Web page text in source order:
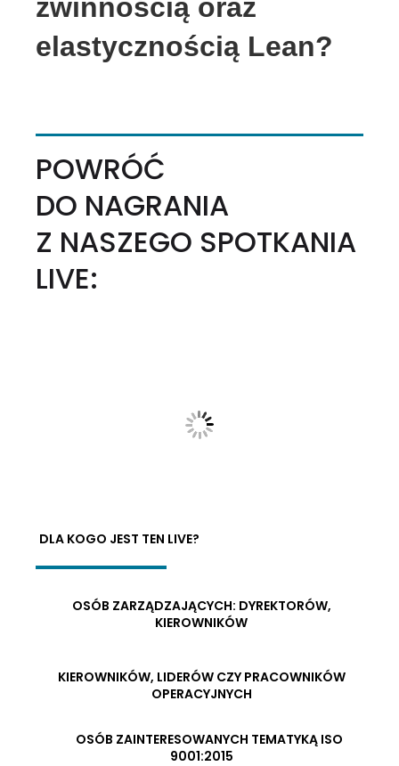
zwinnością oraz
elastycznością Lean?
POWRÓĆ
DO NAGRANIA
Z NASZEGO SPOTKANIA
LIVE:
DLA KOGO JEST TEN LIVE?
OSÓB ZARZĄDZAJĄCYCH: DYREKTORÓW,
KIEROWNIKÓW
KIEROWNIKÓW, LIDERÓW CZY PRACOWNIKÓW
OPERACYJNYCH
OSÓB ZAINTERESOWANYCH TEMATYKĄ ISO
9001:2015